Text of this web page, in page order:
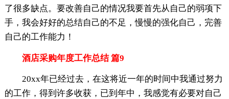
了很多缺点。要改善自己的情况我要首先从自己的弱项下
手，我会好好的总结自己的不足，慢慢的强化自己，完善
自己的工作能力！
酒店采购年度工作总结 篇9
20xx年已经过去，在这将近一年的时间中我通过努力
的工作，得到许多收获，已到年中，我感觉有必要对自己